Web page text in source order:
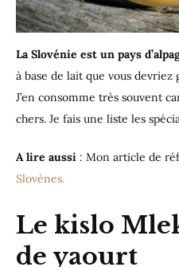
La Slovénie est un pays
à base de lait que vous
J’en consomme très souvent
chers. Je fais une liste les
A lire aussi : Mon article de
Slovènes.
Le kislo
de yaourt